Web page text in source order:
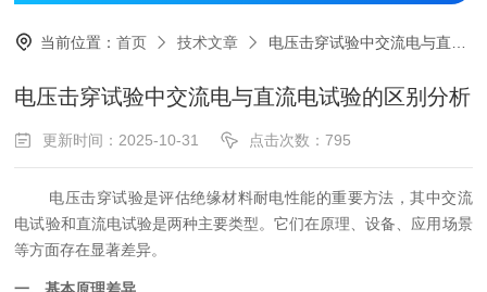
当前位置：首页 技术文章 电压击穿试验中交流电与直流电试验的区别分析
电压击穿试验中交流电与直流电试验的区别分析
更新时间：2025-10-31 点击次数：795
电压击穿试验是评估绝缘材料耐电性能的重要方法，其中交流
电试验和直流电试验是两种主要类型。它们在原理、设备、应用场景
等方面存在显著差异。